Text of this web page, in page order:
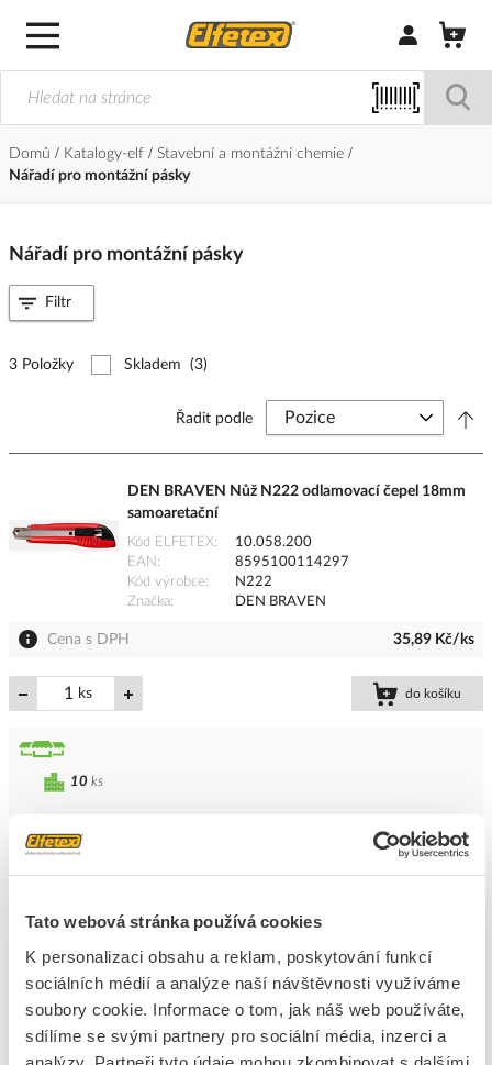
Tato webová stránka používá cookies
K personalizaci obsahu a reklam, poskytování funkcí
sociálních médií a analýze naší návštěvnosti využíváme
soubory cookie. Informace o tom, jak náš web používáte,
sdílíme se svými partnery pro sociální média, inzerci a
Přihlásit/
Domů Katalogy-elf
Stavební a montážní chemie
Nářadí pro montážní pásky
Nářadí pro montážní pásky
3 Položky Skladem (3)
Řadit podle
DEN BRAVEN Nůž N222 odlamovací čepel 18mm
samoaretační
Kód ELFETEX
10.058.200
EAN
8595100114297
Kód výrobce
N222
Značka
DEN BRAVEN
Cena s DPH 35,89 Kč/ks
ks do košíku
10 ks
EAN
8595100114303
Kód výrobce
N223
Cena s DPH 32,02 Kč/ks
Filtr